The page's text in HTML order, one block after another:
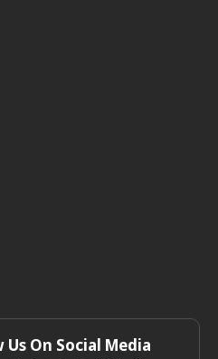
Us On Social Media